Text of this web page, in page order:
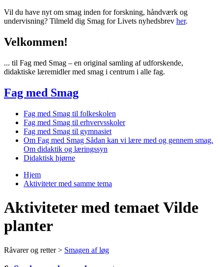
Vil du have nyt om smag inden for forskning, håndværk og
undervisning? Tilmeld dig Smag for Livets nyhedsbrev her.
Velkommen!
... til Fag med Smag – en original samling af udforskende,
didaktiske læremidler med smag i centrum i alle fag.
Fag med Smag
Fag med Smag til folkeskolen
Fag med Smag til erhvervsskoler
Fag med Smag til gymnasiet
Om Fag med Smag Sådan kan vi lære med og gennem smag.
Om didaktik og læringssyn
Didaktisk hjørne
Du er her
Hjem
Aktiviteter med samme tema
Aktiviteter med temaet Vilde
planter
Råvarer og retter > Smagen af løg